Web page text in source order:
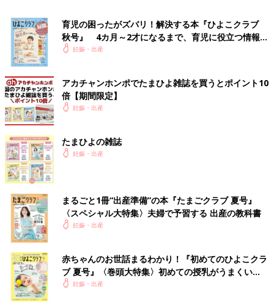
育児の困ったがズバリ！解決する本『ひよこクラブ
秋号』 4カ月～2才になるまで、育児に役立つ情報が
いっぱい！
妊娠・出産
アカチャンホンポでたまひよ雑誌を買うとポイント10
倍【期間限定】
妊娠・出産
たまひよの雑誌
妊娠・出産
まるごと1冊“出産準備”の本『たまごクラブ 夏号』
〈スペシャル大特集〉夫婦で予習する 出産の教科書
妊娠・出産
赤ちゃんのお世話まるわかり！『初めてのひよこクラ
ブ 夏号』〈巻頭大特集〉初めての授乳がうまくい
く！ おっぱい・ミルクの基本と夏のトラブル 解決テ
妊娠・出産